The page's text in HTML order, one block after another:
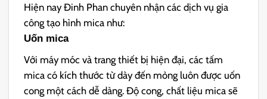
Hiện nay Đinh Phan chuyên nhận các dịch vụ gia
công tạo hình mica như:
Uốn mica
Với máy móc và trang thiết bị hiện đại, các tấm
mica có kích thước từ dày đến mỏng luôn được uốn
cong một cách dễ dàng. Độ cong, chất liệu mica sẽ